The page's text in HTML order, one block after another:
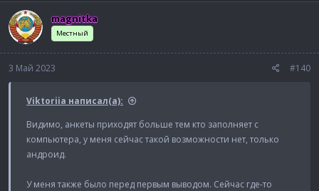
magnitka
Местный
3 Май 2023 #140
Viktoriia написал(а):
Видимо, анкеты приходят больше тем кто заполняет с
компьютера, у меня сейчас такой возможности нет, только
андроид.
У меня также было перед первым выводом. Сейчас где-то